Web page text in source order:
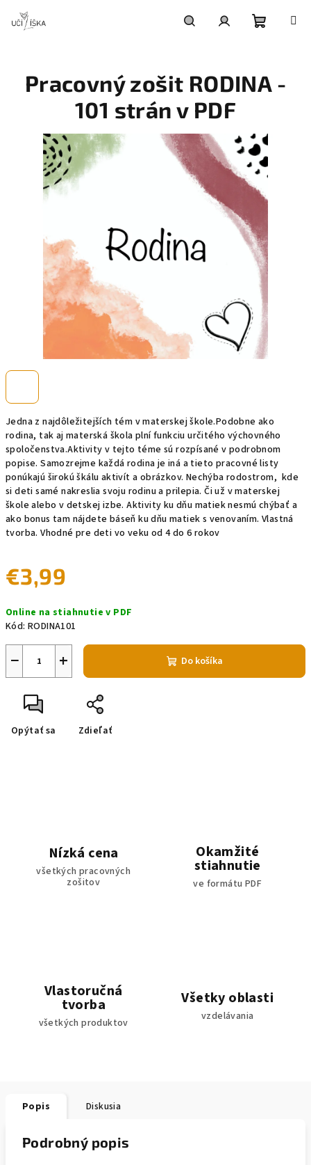
obsah
košík
Jedna z najdôležitejších tém v materskej škole.Podobne ako
rodina, tak aj materská škola plní funkciu určitého výchovného
spoločenstva.Aktivity v tejto téme sú rozpísané v podrobnom
popise. Samozrejme každá rodina je iná a tieto pracovné listy
ponúkajú širokú škálu aktivít a obrázkov. Nechýba rodostrom, kde
si deti samé nakreslia svoju rodinu a prilepia. Či už v materskej
škole alebo v detskej izbe. Aktivity ku dňu matiek nesmú chýbať a
ako bonus tam nájdete báseň ku dňu matiek s venovaním. Vlastná
tvorba. Vhodné pre deti vo veku od 4 do 6 rokov
€3,99
cena:
Online na stiahnutie v PDF
Kód: RODINA101
+
− Do košíka
Opýtať sa Zdieľať
Pracovný zošit RODINA -
101 strán v PDF
Nízká cena
všetkých pracovných
zošitov
Okamžité
stiahnutie
ve formátu PDF
Vlastoručná
tvorba
všetkých produktov
Všetky oblasti
vzdelávania
Popis Diskusia
Podrobný popis